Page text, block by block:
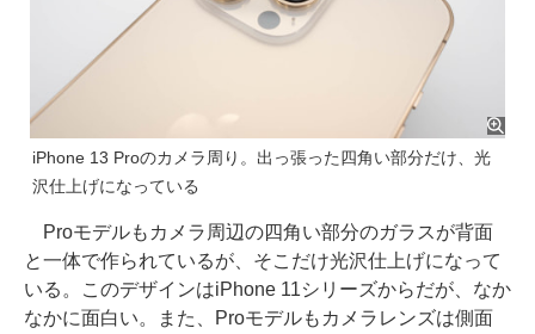
iPhone 13 Proのカメラ周り。出っ張った四角い部分だけ、光
沢仕上げになっている
Proモデルもカメラ周辺の四角い部分のガラスが背面
と一体で作られているが、そこだけ光沢仕上げになって
いる。このデザインはiPhone 11シリーズからだが、なか
なかに面白い。また、Proモデルもカメラレンズは側面